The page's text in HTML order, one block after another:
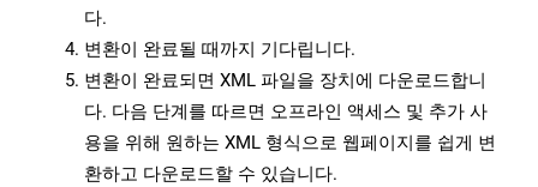
다.
변환이 완료될 때까지 기다립니다.
변환이 완료되면 XML 파일을 장치에 다운로드합니
다. 다음 단계를 따르면 오프라인 액세스 및 추가 사
용을 위해 원하는 XML 형식으로 웹페이지를 쉽게 변
환하고 다운로드할 수 있습니다.